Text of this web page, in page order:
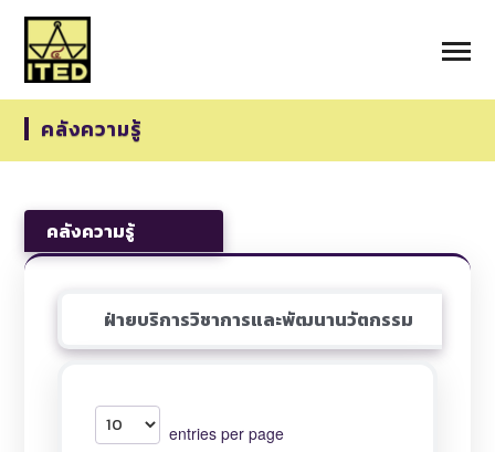
คลังความรู้
คลังความรู้
ฝ่ายบริการวิชาการและพัฒนานวัตกรรม
entries per page